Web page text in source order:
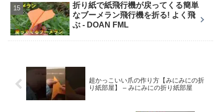
折り紙で紙飛行機が戻ってくる簡単
なブーメラン飛行機を折る! よく飛
ぶ - DOAN FML
超かっこいい爪の作り方【みにみにの折
り紙部屋】 – みにみにの折り紙部屋